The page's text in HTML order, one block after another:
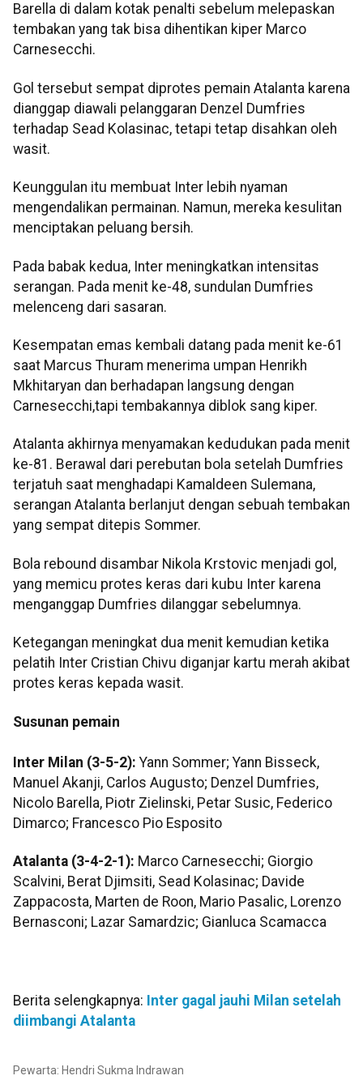
Barella di dalam kotak penalti sebelum melepaskan
tembakan yang tak bisa dihentikan kiper Marco
Carnesecchi.
Gol tersebut sempat diprotes pemain Atalanta karena
dianggap diawali pelanggaran Denzel Dumfries
terhadap Sead Kolasinac, tetapi tetap disahkan oleh
wasit.
Keunggulan itu membuat Inter lebih nyaman
mengendalikan permainan. Namun, mereka kesulitan
menciptakan peluang bersih.
Pada babak kedua, Inter meningkatkan intensitas
serangan. Pada menit ke-48, sundulan Dumfries
melenceng dari sasaran.
Kesempatan emas kembali datang pada menit ke-61
saat Marcus Thuram menerima umpan Henrikh
Mkhitaryan dan berhadapan langsung dengan
Carnesecchi,tapi tembakannya diblok sang kiper.
Atalanta akhirnya menyamakan kedudukan pada menit
ke-81. Berawal dari perebutan bola setelah Dumfries
terjatuh saat menghadapi Kamaldeen Sulemana,
serangan Atalanta berlanjut dengan sebuah tembakan
yang sempat ditepis Sommer.
Bola rebound disambar Nikola Krstovic menjadi gol,
yang memicu protes keras dari kubu Inter karena
menganggap Dumfries dilanggar sebelumnya.
Ketegangan meningkat dua menit kemudian ketika
pelatih Inter Cristian Chivu diganjar kartu merah akibat
protes keras kepada wasit.
Susunan pemain
Inter Milan (3-5-2): Yann Sommer; Yann Bisseck,
Manuel Akanji, Carlos Augusto; Denzel Dumfries,
Nicolo Barella, Piotr Zielinski, Petar Susic, Federico
Dimarco; Francesco Pio Esposito
Atalanta (3-4-2-1): Marco Carnesecchi; Giorgio
Scalvini, Berat Djimsiti, Sead Kolasinac; Davide
Zappacosta, Marten de Roon, Mario Pasalic, Lorenzo
Bernasconi; Lazar Samardzic; Gianluca Scamacca
Berita selengkapnya: Inter gagal jauhi Milan setelah
diimbangi Atalanta
Pewarta: Hendri Sukma Indrawan